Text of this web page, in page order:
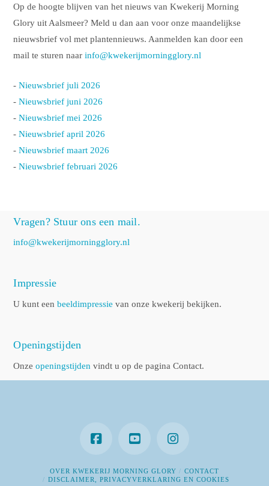
Op de hoogte blijven van het nieuws van Kwekerij Morning
Glory uit Aalsmeer? Meld u dan aan voor onze maandelijkse
nieuwsbrief vol met plantennieuws. Aanmelden kan door een
mail te sturen naarinfo@kwekerijmorningglory.nl
-Nieuwsbrief juli 2026
-Nieuwsbrief juni 2026
-Nieuwsbrief mei 2026
-Nieuwsbrief april 2026
-Nieuwsbrief maart 2026
-Nieuwsbrief februari 2026
Vragen? Stuur ons een mail.
info@kwekerijmorningglory.nl
Impressie
U kunt eenbeeldimpressie van onze kwekerij bekijken.
Openingstijden
Onzeopeningstijden vindt u op de pagina Contact.
OVER KWEKERIJ MORNING GLORY
CONTACT
DISCLAIMER, PRIVACYVERKLARING EN COOKIES